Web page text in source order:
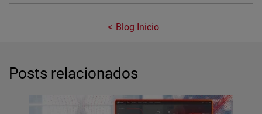
Blog Inicio
Posts relacionados